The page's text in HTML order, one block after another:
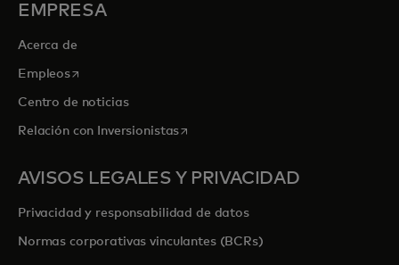
EMPRESA
Acerca de
Empleosse abre en una pestaña nueva
Centro de noticias
Relación con Inversionistasse abre en una pestaña nueva
AVISOS LEGALES Y PRIVACIDAD
Privacidad y responsabilidad de datos
Normas corporativas vinculantes (BCRs)